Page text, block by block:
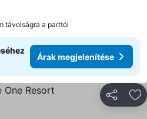
távolságra a parttól
Árak megjelenítése